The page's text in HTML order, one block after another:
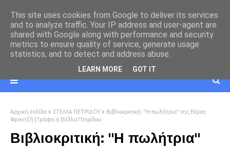
Αρχική σελίδα ΣΤΕΛΛΑ ΠΕΤΡΙΔΟΥ
Βιβλιοκριτική: "Η πωλήτρια" της Βέρας
Φραντζή | Γράφει η Στέλλα Πετρίδου
Βιβλιοκριτική: "Η πωλήτρια"
This site uses cookies from Google to deliver its services
and to analyze traffic. Your IP address and user-agent are
shared with Google along with performance and security
metrics to ensure quality of service, generate usage
statistics, and to detect and address abuse.
LEARN MORE GOT IT